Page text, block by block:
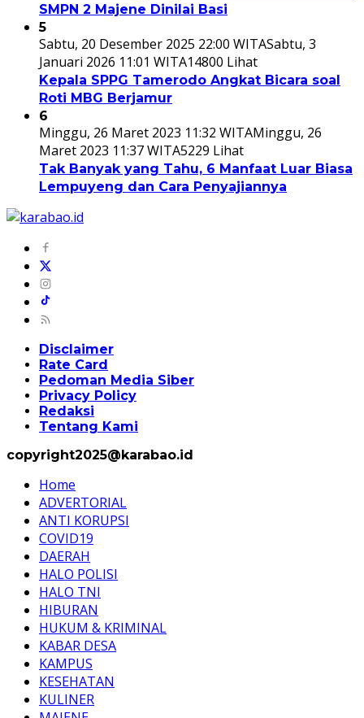
SMPN 2 Majene Dinilai Basi
5
Sabtu, 20 Desember 2025 22:00 WITASabtu, 3
Januari 2026 11:01 WITA14800 Lihat
Kepala SPPG Tamerodo Angkat Bicara soal
Roti MBG Berjamur
6
Minggu, 26 Maret 2023 11:32 WITAMinggu, 26
Maret 2023 11:37 WITA5229 Lihat
Tak Banyak yang Tahu, 6 Manfaat Luar Biasa
Lempuyeng dan Cara Penyajiannya
Disclaimer
Rate Card
Pedoman Media Siber
Privacy Policy
Redaksi
Tentang Kami
copyright2025@karabao.id
Home
ADVERTORIAL
ANTI KORUPSI
COVID19
DAERAH
HALO POLISI
HALO TNI
HIBURAN
HUKUM & KRIMINAL
KABAR DESA
KAMPUS
KESEHATAN
KULINER